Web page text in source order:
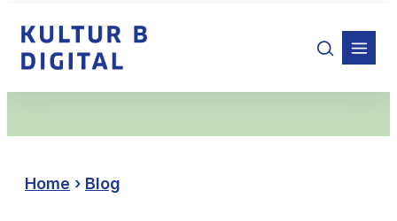
Inhalt
springen
Home › Blog